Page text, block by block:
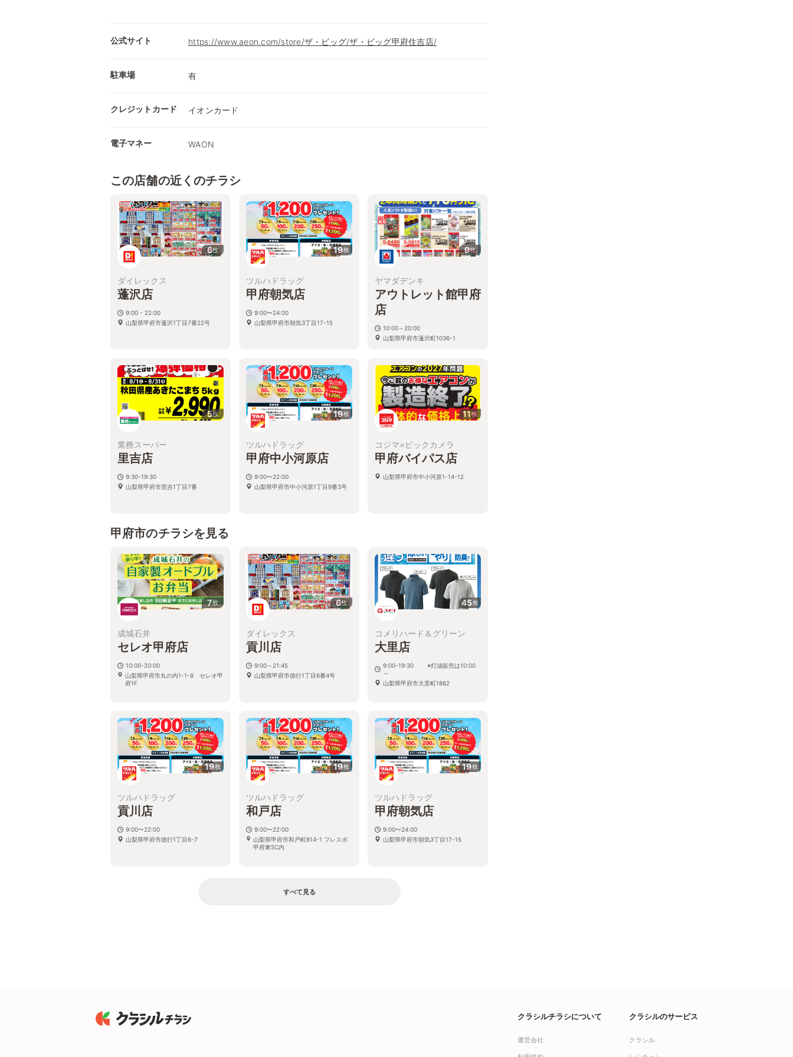
公式サイト https://www.aeon.com/store/ザ・ビッグ/ザ・ビッグ甲府住吉店/
駐車場 有
クレジットカード イオンカード
電子マネー WAON
この店舗の近くのチラシ
6枚
ダイレックス
蓬沢店
9:00 - 22:00
山梨県甲府市蓬沢1丁目7番22号
19枚
ツルハドラッグ
甲府朝気店
9:00〜24:00
山梨県甲府市朝気3丁目17-15
9枚
ヤマダデンキ
アウトレット館甲府
店
10:00～20:00
山梨県甲府市蓬沢町1036-1
5枚
業務スーパー
里吉店
9:30-19:30
山梨県甲府市里吉1丁目7番
19枚
ツルハドラッグ
甲府中小河原店
9:00〜22:00
山梨県甲府市中小河原1丁目9番3号
11枚
コジマ×ビックカメラ
甲府バイパス店
山梨県甲府市中小河原1-14-12
甲府市のチラシを見る
7枚
成城石井
セレオ甲府店
10:00-20:00
山梨県甲府市丸の内1-1-8 セレオ甲
府1F
6枚
ダイレックス
貢川店
9:00～21:45
山梨県甲府市徳行1丁目6番4号
45枚
コメリハード＆グリーン
大里店
9:00-19:30 ※灯油販売は10:00
～
山梨県甲府市大里町1862
19枚
ツルハドラッグ
貢川店
9:00〜22:00
山梨県甲府市徳行1丁目6-7
19枚
ツルハドラッグ
和戸店
9:00〜22:00
山梨県甲府市和戸町814-1 フレスポ
甲府東SC内
19枚
ツルハドラッグ
甲府朝気店
9:00〜24:00
山梨県甲府市朝気3丁目17-15
すべて見る
クラシルチラシについて
運営会社
クラシルのサービス
クラシル